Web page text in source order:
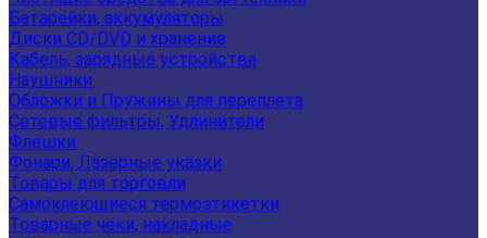
Батарейки, аккумуляторы
Диски CD/DVD и хранение
Кабель, зарядные устройства
Наушники
Обложки и Пружины для переплета
Сетевые фильтры, Удлинители
Флешки
Фонари, Лазерные указки
Товары для торговли
Самоклеющиеся термоэтикетки
Товарные чеки, накладные